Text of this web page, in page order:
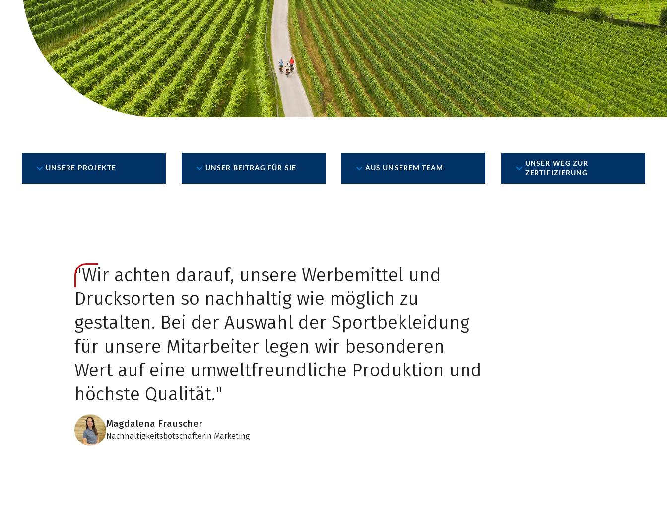
UNSERE PROJEKTE UNSER BEITRAG FÜR SIE AUS UNSEREM TEAM
UNSER WEG ZUR
ZERTIFIZIERUNG
"Wir achten darauf, unsere Werbemittel und
Drucksorten so nachhaltig wie möglich zu
gestalten. Bei der Auswahl der Sportbekleidung
für unsere Mitarbeiter legen wir besonderen
Wert auf eine umweltfreundliche Produktion und
höchste Qualität."
Magdalena Frauscher
Nachhaltigkeitsbotschafterin Marketing